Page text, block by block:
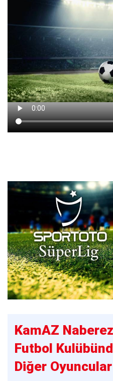
KamAZ
Futbol
Diğer Oyuncular